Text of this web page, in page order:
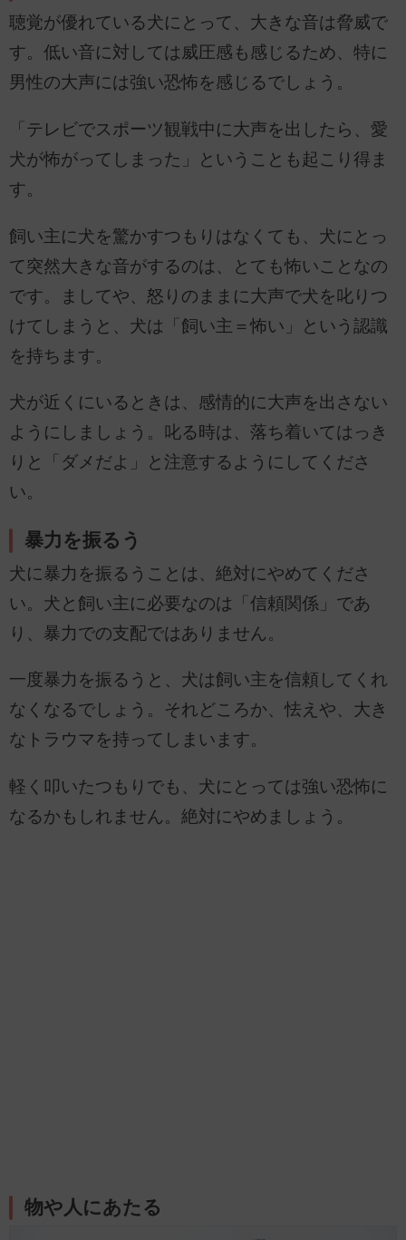
聴覚が優れている犬にとって、大きな音は脅威で
す。低い音に対しては威圧感も感じるため、特に
男性の大声には強い恐怖を感じるでしょう。
「テレビでスポーツ観戦中に大声を出したら、愛
犬が怖がってしまった」ということも起こり得ま
す。
飼い主に犬を驚かすつもりはなくても、犬にとっ
て突然大きな音がするのは、とても怖いことなの
です。ましてや、怒りのままに大声で犬を叱りつ
けてしまうと、犬は「飼い主＝怖い」という認識
を持ちます。
犬が近くにいるときは、感情的に大声を出さない
ようにしましょう。叱る時は、落ち着いてはっき
りと「ダメだよ」と注意するようにしてくださ
い。
暴力を振るう
犬に暴力を振るうことは、絶対にやめてくださ
い。犬と飼い主に必要なのは「信頼関係」であ
り、暴力での支配ではありません。
一度暴力を振るうと、犬は飼い主を信頼してくれ
なくなるでしょう。それどころか、怯えや、大き
なトラウマを持ってしまいます。
軽く叩いたつもりでも、犬にとっては強い恐怖に
なるかもしれません。絶対にやめましょう。
物や人にあたる